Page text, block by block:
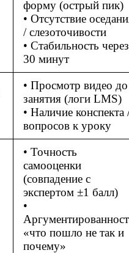
форму (острый пик)
• Отсутствие
/ слезоточивости
• Стабильность через
30 минут
• Просмотр видео до
занятия (логи LMS)
• Наличие конспекта
вопросов к уроку
• Точность
самооценки
(совпадение с
экспертом ±1 балл)
•
«что пошло не так и
почему»